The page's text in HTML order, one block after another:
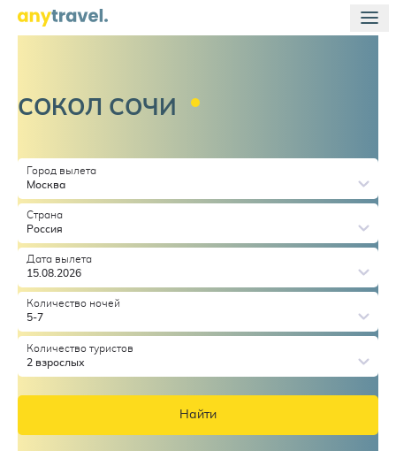
СОКОЛ СОЧИ
Город вылета
Москва
Страна
Россия
Дата вылета
15.08.2026
Количество ночей
5-7
Количество туристов
2 взрослых
Найти